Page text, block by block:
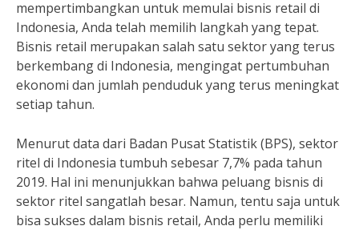
mempertimbangkan untuk memulai bisnis retail di
Indonesia, Anda telah memilih langkah yang tepat.
Bisnis retail merupakan salah satu sektor yang terus
berkembang di Indonesia, mengingat pertumbuhan
ekonomi dan jumlah penduduk yang terus meningkat
setiap tahun.
Menurut data dari Badan Pusat Statistik (BPS), sektor
ritel di Indonesia tumbuh sebesar 7,7% pada tahun
2019. Hal ini menunjukkan bahwa peluang bisnis di
sektor ritel sangatlah besar. Namun, tentu saja untuk
bisa sukses dalam bisnis retail, Anda perlu memiliki